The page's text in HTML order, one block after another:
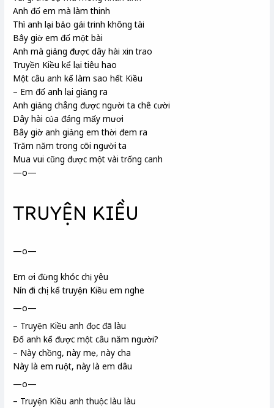
Anh đố em mà làm thinh
Thì anh lại bảo gái trinh không tài
Bây giờ em đố một bài
Anh mà giảng được dây hài xin trao
Truyền Kiều kể lại tiêu hao
Một câu anh kể làm sao hết Kiều
– Em đố anh lại giảng ra
Anh giảng chẳng được người ta chê cười
Dây hài của đáng mấy mươi
Bây giờ anh giảng em thời đem ra
Trăm năm trong cõi người ta
Mua vui cũng được một vài trống canh
—o—
TRUYỆN KIỀU
—o—
Em ơi đừng khóc chị yêu
Nín đi chị kể truyện Kiều em nghe
—o—
– Truyện Kiều anh đọc đã làu
Đố anh kể được một câu năm người?
– Này chồng, này mẹ, này cha
Này là em ruột, này là em dâu
—o—
– Truyện Kiều anh thuộc làu làu